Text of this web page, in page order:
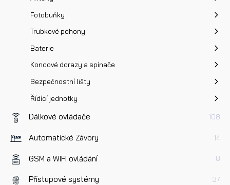
Fotobuňky
Trubkové pohony
Baterie
Koncové dorazy a spínače
Bezpečnostní lišty
Řídící jednotky
Dálkové ovládače 108
Automatické Závory 14
GSM a WIFI ovládání 8
Přístupové systémy 37
Odeslat